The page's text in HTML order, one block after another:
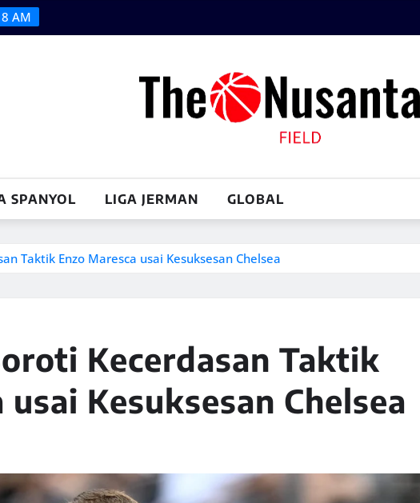
AM
SPANYOL LIGA JERMAN GLOBAL
Taktik Enzo Maresca usai Kesuksesan Chelsea
Kecerdasan Taktik
usai Kesuksesan Chelsea